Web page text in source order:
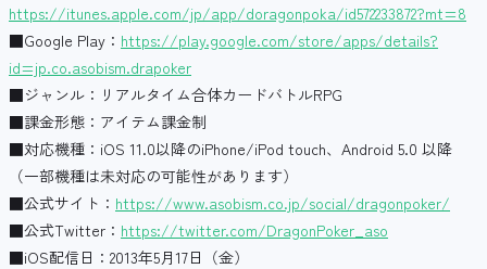
https://itunes.apple.com/jp/app/doragonpoka/id572233872?mt=8
■Google Play： https://play.google.com/store/apps/details?
id=jp.co.asobism.drapoker
■ジャンル：リアルタイム合体カードバトルRPG
■課金形態：アイテム課金制
■対応機種：iOS 11.0以降のiPhone/iPod touch、Android 5.0 以降
（一部機種は未対応の可能性があります）
■公式サイト： https://www.asobism.co.jp/social/dragonpoker/
■公式Twitter： https://twitter.com/DragonPoker_aso
■iOS配信日：2013年5月17日（金）